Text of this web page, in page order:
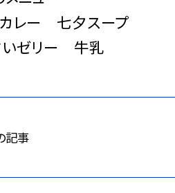
カレー 七夕スープ
いゼリー 牛乳
記事